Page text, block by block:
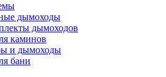
дымоходы
дымоходов
каминов
и дымоходы
бани